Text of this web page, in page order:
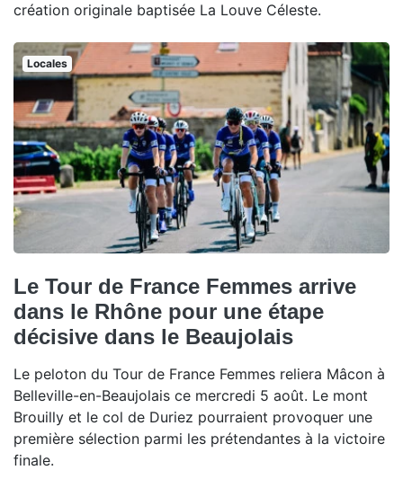
création originale baptisée La Louve Céleste.
Locales
Le Tour de France Femmes arrive
dans le Rhône pour une étape
décisive dans le Beaujolais
Le peloton du Tour de France Femmes reliera Mâcon à
Belleville-en-Beaujolais ce mercredi 5 août. Le mont
Brouilly et le col de Duriez pourraient provoquer une
première sélection parmi les prétendantes à la victoire
finale.